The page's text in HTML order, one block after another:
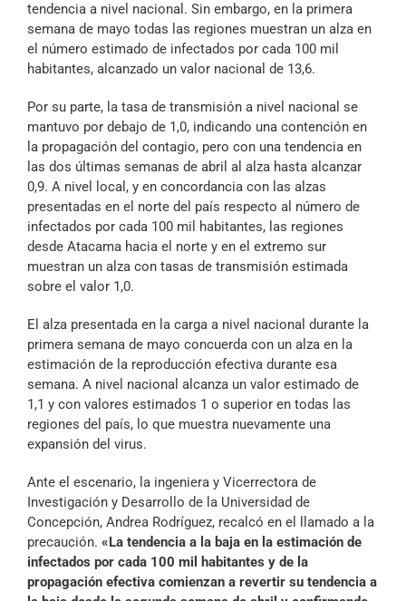
tendencia a nivel nacional. Sin embargo, en la primera
semana de mayo todas las regiones muestran un alza en
el número estimado de infectados por cada 100 mil
habitantes, alcanzado un valor nacional de 13,6.
Por su parte, la tasa de transmisión a nivel nacional se
mantuvo por debajo de 1,0, indicando una contención en
la propagación del contagio, pero con una tendencia en
las dos últimas semanas de abril al alza hasta alcanzar
0,9. A nivel local, y en concordancia con las alzas
presentadas en el norte del país respecto al número de
infectados por cada 100 mil habitantes, las regiones
desde Atacama hacia el norte y en el extremo sur
muestran un alza con tasas de transmisión estimada
sobre el valor 1,0.
El alza presentada en la carga a nivel nacional durante la
primera semana de mayo concuerda con un alza en la
estimación de la reproducción efectiva durante esa
semana. A nivel nacional alcanza un valor estimado de
1,1 y con valores estimados 1 o superior en todas las
regiones del país, lo que muestra nuevamente una
expansión del virus.
Ante el escenario, la ingeniera y Vicerrectora de
Investigación y Desarrollo de la Universidad de
Concepción, Andrea Rodríguez, recalcó en el llamado a la
precaución. «La tendencia a la baja en la estimación de
infectados por cada 100 mil habitantes y de la
propagación efectiva comienzan a revertir su tendencia a